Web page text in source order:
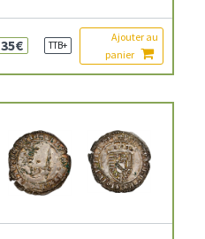
35€ TTB+
Ajouter au
panier